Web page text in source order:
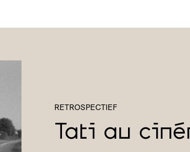
RETROSPECTIEF
Tati au